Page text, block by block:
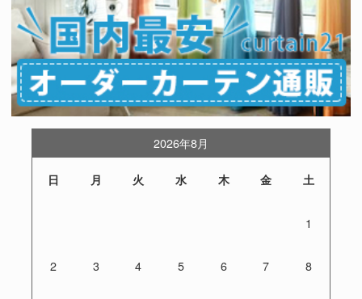
2026年8月
日 月 火 水 木 金 土
1
2 3 4 5 6 7 8